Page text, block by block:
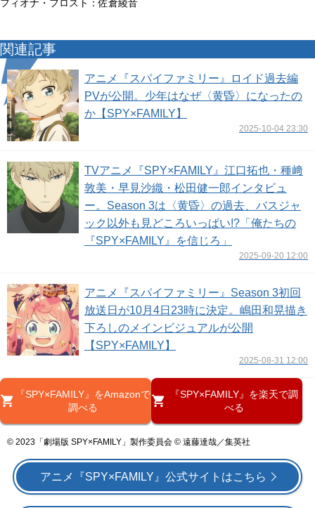
フィオナ・フロスト：佐倉綾音
関連記事
アニメ『スパイファミリー』ロイド過去編
PVが公開。少年はなぜ〈黄昏〉になったの
か【SPY×FAMILY】
2025-10-04 23:30
TVアニメ『SPY×FAMILY』江口拓也・種﨑
敦美・早見沙織・松田健一郎インタビュ
ー。Season 3は〈黄昏〉の過去、バスジャ
ック以外も見どころいっぱい!?「俺たちの
『SPY×FAMILY』を信じろ」
2025-09-20 12:00
アニメ『スパイファミリー』Season 3初回
放送日が10月4日23時に決定。嶋田和晃描き
下ろしのメインビジュアルが公開
【SPY×FAMILY】
2025-08-31 12:00
『SPY×FAMILY』をAmazonで
調べる
『SPY×FAMILY』を楽天で調
べる
© 2023「劇場版 SPY×FAMILY」製作委員会 © 遠藤達哉／集英社
アニメ『SPY×FAMILY』公式サイトはこちら